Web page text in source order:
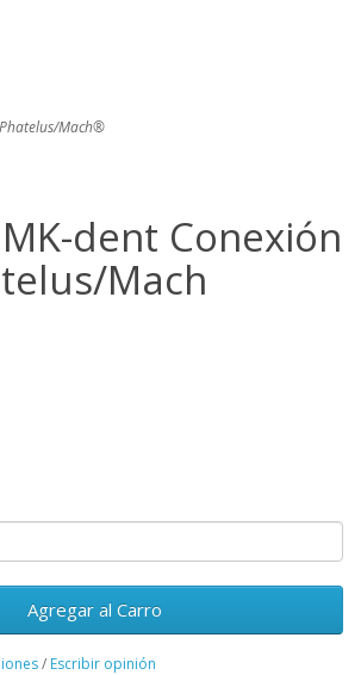
Mach®
dent Conexión
Mach
Agregar al Carro
/ Escribir opinión